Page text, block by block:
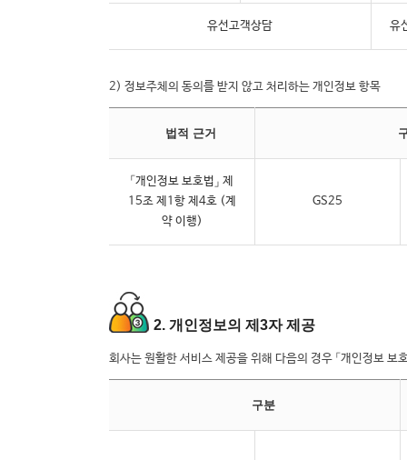
유선고객상담 유
2) 정보주체의 동의를 받지 않고 처리하는 개인정보 항목
법적 근거
「개인정보 보호법」 제
15조 제1항 제4호 (계
약 이행)
GS25
2. 개인정보의 제3자 제공
회사는 원활한 서비스 제공을 위해 다음의 경우 「개인정보
구분